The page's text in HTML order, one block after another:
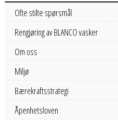
Ofte stilte spørsmål
Rengjøring av BLANCO vasker
Om oss
Miljø
Bærekraftsstrategi
Åpenhetsloven